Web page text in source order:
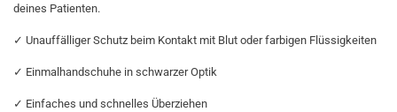
deines Patienten.
✓ Unauffälliger Schutz beim Kontakt mit Blut oder farbigen Flüssigkeiten
✓ Einmalhandschuhe in schwarzer Optik
✓ Einfaches und schnelles Überziehen